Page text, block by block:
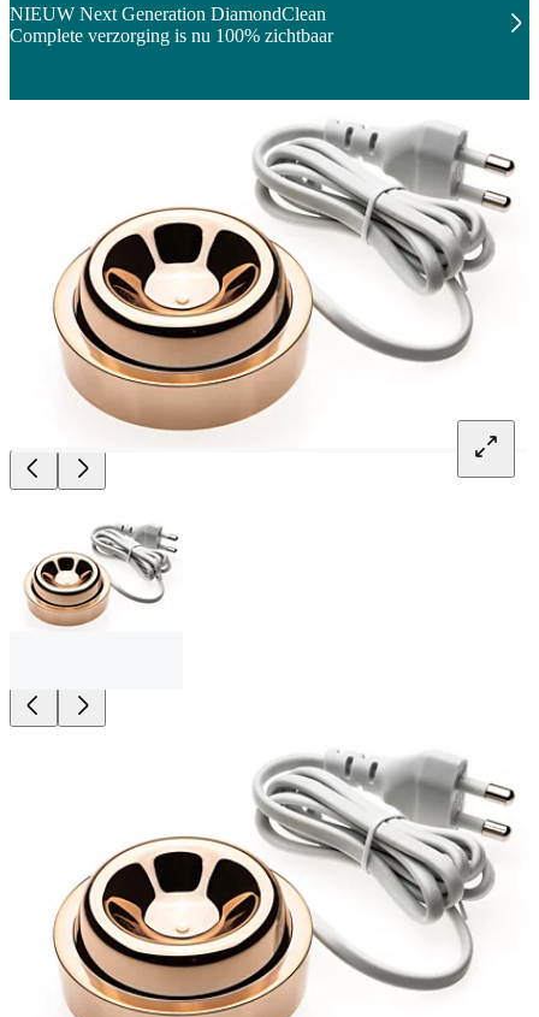
NIEUW Next Generation DiamondClean
Complete verzorging is nu 100% zichtbaar